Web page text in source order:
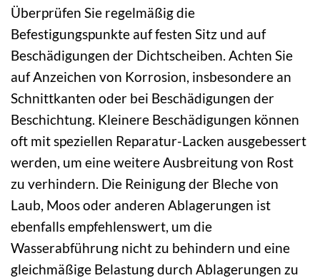
Überprüfen Sie regelmäßig die
Befestigungspunkte auf festen Sitz und auf
Beschädigungen der Dichtscheiben. Achten Sie
auf Anzeichen von Korrosion, insbesondere an
Schnittkanten oder bei Beschädigungen der
Beschichtung. Kleinere Beschädigungen können
oft mit speziellen Reparatur-Lacken ausgebessert
werden, um eine weitere Ausbreitung von Rost
zu verhindern. Die Reinigung der Bleche von
Laub, Moos oder anderen Ablagerungen ist
ebenfalls empfehlenswert, um die
Wasserabführung nicht zu behindern und eine
gleichmäßige Belastung durch Ablagerungen zu